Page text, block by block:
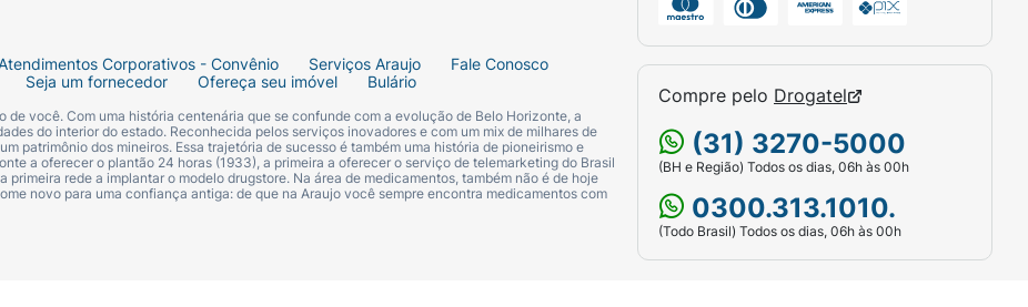
e gordura saturada.
Corporativos - Convênio Serviços Araujo
Fale Conosco
Seja um fornecedor Ofereça seu imóvel Bulário
de você. Com uma história centenária que se confunde com a evolução de Belo Horizonte, a
do interior do estado. Reconhecida pelos serviços inovadores e com um mix de milhares de
patrimônio dos mineiros. Essa trajetória de sucesso é também uma história de pioneirismo e
a oferecer o plantão 24 horas (1933), a primeira a oferecer o serviço de telemarketing do Brasil
rede a implantar o modelo drugstore. Na área de medicamentos, também não é de hoje
novo para uma confiança antiga: de que na Araujo você sempre encontra medicamentos com
Compre pelo Drogatel
(31) 3270-5000
(BH e Região) Todos os dias, 06h às 00h
0300.313.1010.
(Todo Brasil) Todos os dias, 06h às 00h